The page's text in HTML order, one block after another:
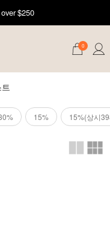
$250
0
15% 15%(상시